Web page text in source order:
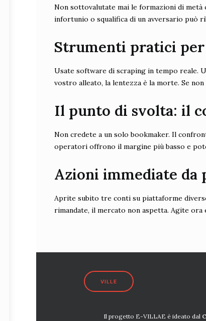
Non sottovalutate mai le formazioni di metà
infortunio o squalifica di un avversario può
Strumenti pratici
Usate software di scraping in tempo reale.
vostro alleato, la lentezza è la morte. Se
Il punto di svolta: il
Non credete a un solo bookmaker. Il
operatori offrono il margine più basso e
Azioni immediate da
Aprite subito tre conti su piattaforme
rimandate, il mercato non aspetta. Agite
VILLE
Il progetto E-VILLAE è ideato dal